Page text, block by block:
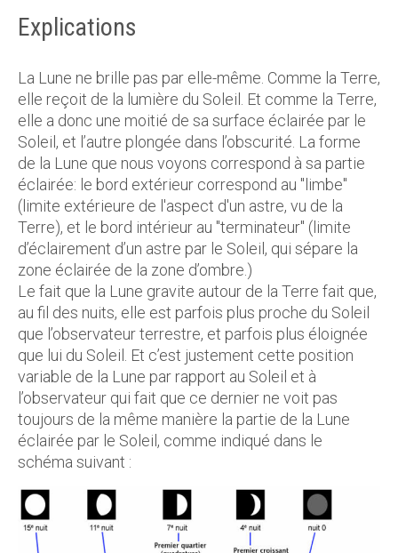
Explications
La Lune ne brille pas par elle-même. Comme la Terre,
elle reçoit de la lumière du Soleil. Et comme la Terre,
elle a donc une moitié de sa surface éclairée par le
Soleil, et l’autre plongée dans l’obscurité. La forme
de la Lune que nous voyons correspond à sa partie
éclairée: le bord extérieur correspond au "limbe"
(limite extérieure de l'aspect d'un astre, vu de la
Terre), et le bord intérieur au "terminateur" (limite
d’éclairement d’un astre par le Soleil, qui sépare la
zone éclairée de la zone d’ombre.)
Le fait que la Lune gravite autour de la Terre fait que,
au fil des nuits, elle est parfois plus proche du Soleil
que l’observateur terrestre, et parfois plus éloignée
que lui du Soleil. Et c’est justement cette position
variable de la Lune par rapport au Soleil et à
l’observateur qui fait que ce dernier ne voit pas
toujours de la même manière la partie de la Lune
éclairée par le Soleil, comme indiqué dans le
schéma suivant :